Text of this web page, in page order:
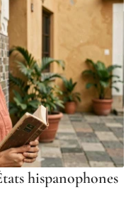
hispanophones